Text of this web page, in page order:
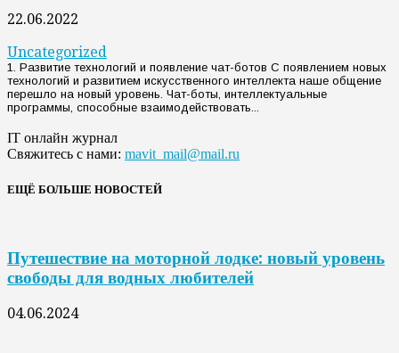
22.06.2022
Uncategorized
1. Развитие технологий и появление чат-ботов С появлением новых
технологий и развитием искусственного интеллекта наше общение
перешло на новый уровень. Чат-боты, интеллектуальные
программы, способные взаимодействовать...
IT онлайн журнал
Свяжитесь с нами: mavit_mail@mail.ru
ЕЩЁ БОЛЬШЕ НОВОСТЕЙ
Путешествие на моторной лодке: новый уровень
свободы для водных любителей
04.06.2024